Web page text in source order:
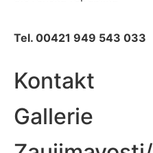
Tel. 00421 949 543 033
Kontakt
Gallerie